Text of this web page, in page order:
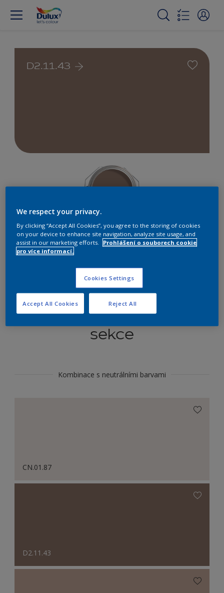
D2.11.43
Najít výrobek v tomto odstínu
Koordinovat barevné
sekce
Kombinace s neutrálními barvami
CN.01.87
D2.11.43
We respect your privacy.
By clicking “Accept All Cookies”, you agree to the storing of cookies
on your device to enhance site navigation, analyze site usage, and
assist in our marketing efforts.
Prohlášení o souborech cookie
pro více informací.
Cookies Settings
Reject All
Accept All Cookies